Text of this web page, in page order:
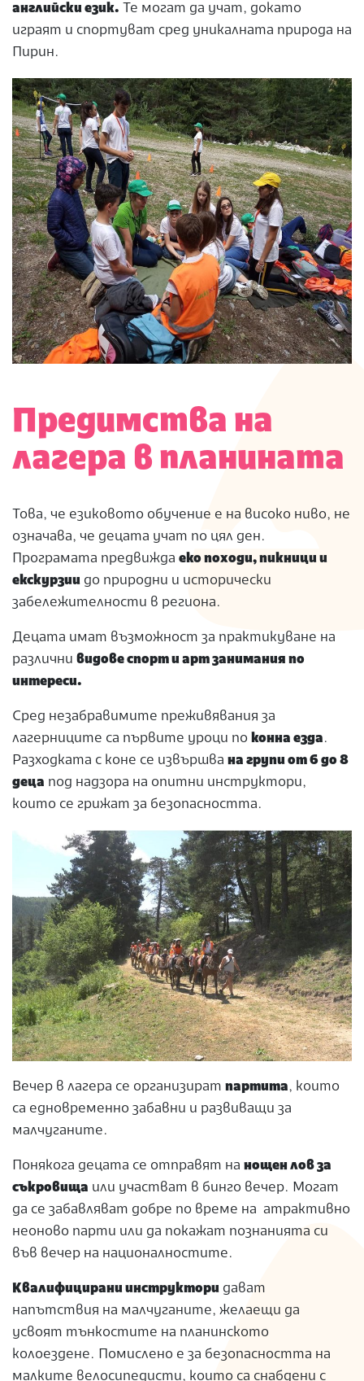
английски език. Те могат да учат, докато
играят и спортуват сред уникалната природа на
Пирин.
Предимства на
лагера в планината
Това, че езиковото обучение е на високо ниво, не
означава, че децата учат по цял ден.
Програмата предвижда еко походи, пикници и
екскурзии до природни и исторически
забележителности в региона.
Децата имат възможност за практикуване на
различни видове спорт и арт занимания по
интереси.
Сред незабравимите преживявания за
лагерниците са първите уроци по конна езда.
Разходката с коне се извършва на групи от 6 до 8
деца под надзора на опитни инструктори,
които се грижат за безопасността.
Вечер в лагера се организират партита, които
са едновременно забавни и развиващи за
малчуганите.
Понякога децата се отправят на нощен лов за
съкровища или участват в бинго вечер. Могат
да се забавляват добре по време на атрактивно
неоново парти или да покажат познанията си
във вечер на националностите.
Квалифицирани инструктори дават
напътствия на малчуганите, желаещи да
усвоят тънкостите на планинското
колоездене. Помислено е за безопасността на
малките велосипедисти, които са снабдени с